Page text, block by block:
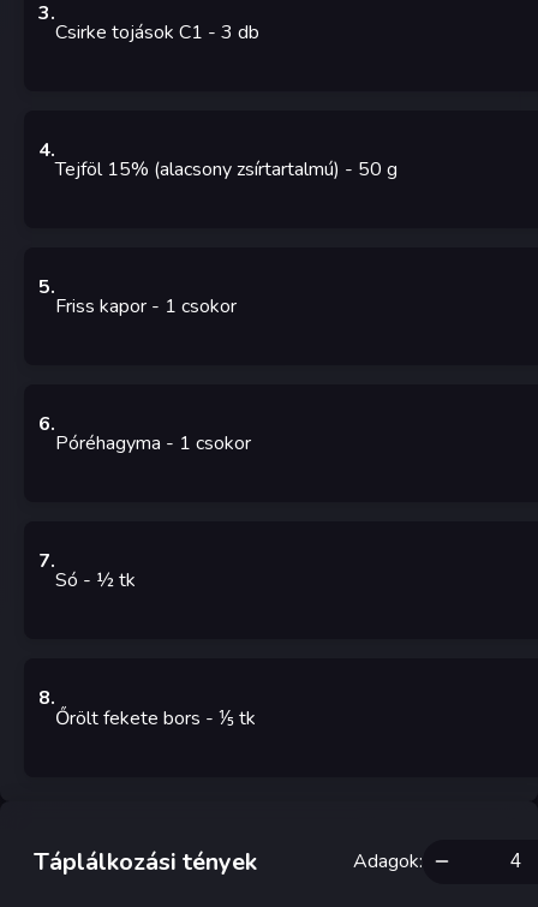
3.
Csirke tojások C1 - 3 db
4.
Tejföl 15% (alacsony zsírtartalmú) - 50 g
5.
Friss kapor - 1 csokor
6.
Póréhagyma - 1 csokor
7.
Só - ½tk
8.
Őrölt fekete bors - ⅕tk
Táplálkozási tények Adagok: